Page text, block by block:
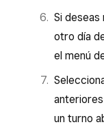
Si
otro día
el menú
un turno